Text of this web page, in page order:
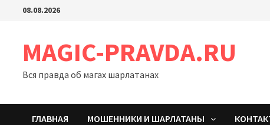
Перейти08.08.2026
MAGIC-PRAVDA.RU
Вся правда об магах шарлатанах
ГЛАВНАЯ МОШЕННИКИ И ШАРЛАТАНЫ